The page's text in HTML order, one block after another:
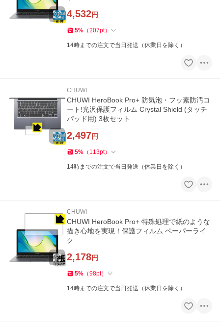
4,532円
5% （207pt）
14時までの注文で当日発送（休業日を除く）
CHUWI
CHUWI HeroBook Pro+ 防気泡・フッ素防汚コ
ート!光沢保護フィルム Crystal Shield (タッチ
パッド用) 3枚セット
2,497円
5% （ 113pt）
14時までの注文で当日発送（休業日を除く）
CHUWI
CHUWI HeroBook Pro+ 特殊処理で紙のような
描き心地を実現！保護フィルム ペーパーライ
ク
2,178円
5% （98pt）
14時までの注文で当日発送（休業日を除く）